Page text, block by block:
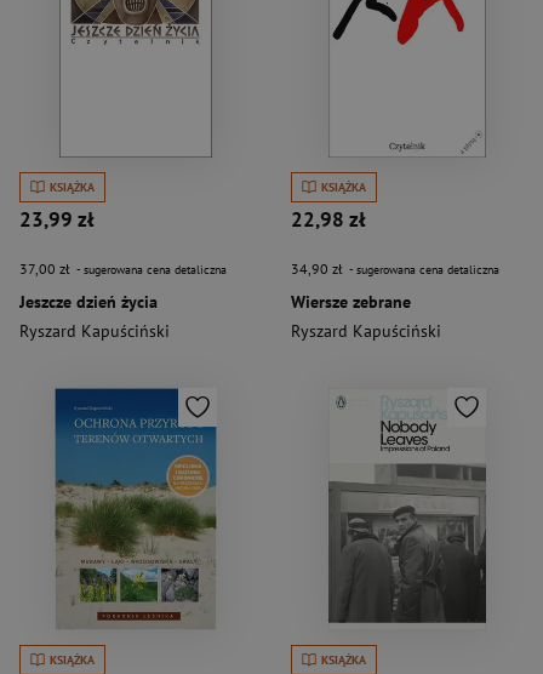
KSIĄŻKA
23,99 zł
37,00 zł - sugerowana cena detaliczna
Jeszcze dzień życia
Ryszard Kapuściński
KSIĄŻKA
22,98 zł
34,90 zł - sugerowana cena detaliczna
Wiersze zebrane
Ryszard Kapuściński
KSIĄŻKA KSIĄŻKA